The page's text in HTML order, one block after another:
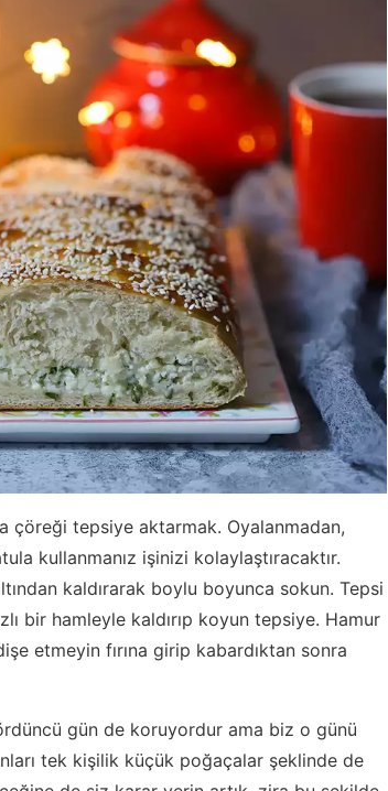
çöreği tepsiye aktarmak. Oyalanmadan,
kullanmanız işinizi kolaylaştıracaktır.
kaldırarak boylu boyunca sokun. Tepsi
bir hamleyle kaldırıp koyun tepsiye. Hamur
etmeyin fırına girip kabardıktan sonra
gün de koruyordur ama biz o günü
tek kişilik küçük poğaçalar şeklinde de